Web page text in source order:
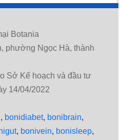
Botania
phường Ngọc Hà, thành
Sở Kế hoạch và đầu tư
14/04/2022
, bonidiabet, bonibrain,
, bonivein, bonisleep,